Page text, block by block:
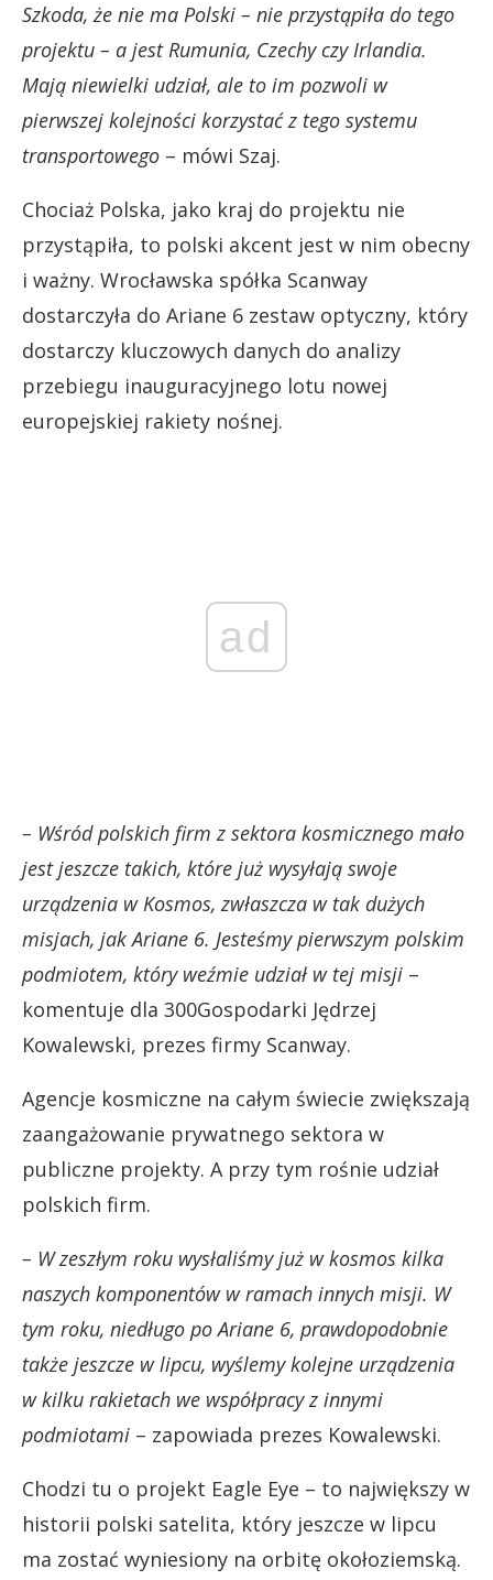
Szkoda, że nie ma Polski – nie przystąpiła do tego
projektu – a jest Rumunia, Czechy czy Irlandia.
Mają niewielki udział, ale to im pozwoli w
pierwszej kolejności korzystać z tego systemu
transportowego – mówi Szaj.
Chociaż Polska, jako kraj do projektu nie
przystąpiła, to polski akcent jest w nim obecny
i ważny. Wrocławska spółka Scanway
dostarczyła do Ariane 6 zestaw optyczny, który
dostarczy kluczowych danych do analizy
przebiegu inauguracyjnego lotu nowej
europejskiej rakiety nośnej.
ad
– Wśród polskich firm z sektora kosmicznego mało
jest jeszcze takich, które już wysyłają swoje
urządzenia w Kosmos, zwłaszcza w tak dużych
misjach, jak Ariane 6. Jesteśmy pierwszym polskim
podmiotem, który weźmie udział w tej misji –
komentuje dla 300Gospodarki Jędrzej
Kowalewski, prezes firmy Scanway.
Agencje kosmiczne na całym świecie zwiększają
zaangażowanie prywatnego sektora w
publiczne projekty. A przy tym rośnie udział
polskich firm.
– W zeszłym roku wysłaliśmy już w kosmos kilka
naszych komponentów w ramach innych misji. W
tym roku, niedługo po Ariane 6, prawdopodobnie
także jeszcze w lipcu, wyślemy kolejne urządzenia
w kilku rakietach we współpracy z innymi
podmiotami – zapowiada prezes Kowalewski.
Chodzi tu o projekt Eagle Eye – to największy w
historii polski satelita, który jeszcze w lipcu
ma zostać wyniesiony na orbitę okołoziemską.